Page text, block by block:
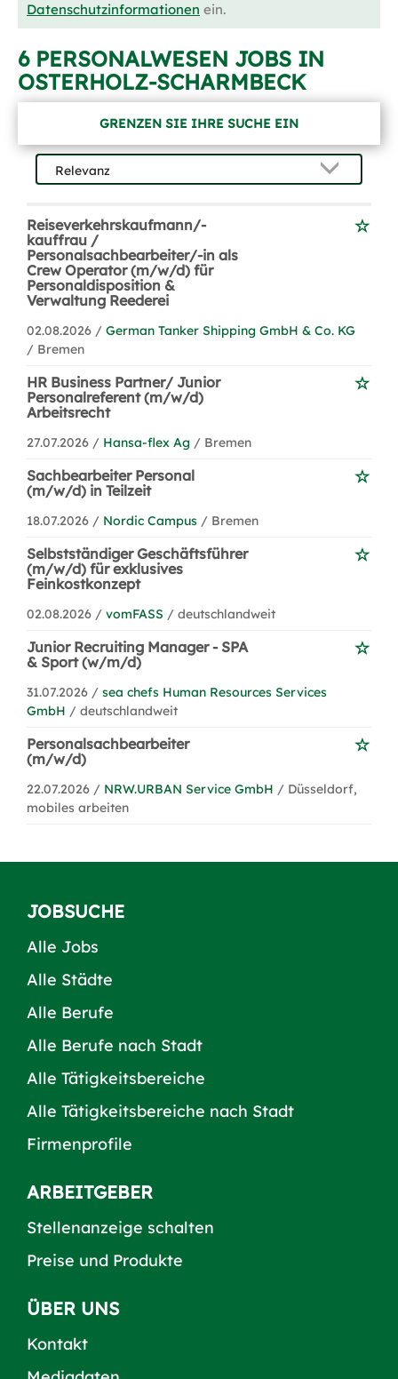
Datenschutzinformationen ein.
6 PERSONALWESEN JOBS IN
OSTERHOLZ-SCHARMBECK
GRENZEN SIE IHRE SUCHE EIN
Reiseverkehrskaufmann/-
kauffrau /
Personalsachbearbeiter/-in als
Crew Operator (m/w/d) für
Personaldisposition &
Verwaltung Reederei
02.08.2026 / German Tanker Shipping GmbH & Co. KG
/ Bremen
HR Business Partner/ Junior
Personalreferent (m/w/d)
Arbeitsrecht
27.07.2026 / Hansa-flex Ag / Bremen
Sachbearbeiter Personal
(m/w/d) in Teilzeit
18.07.2026 / Nordic Campus / Bremen
Selbstständiger Geschäftsführer
(m/w/d) für exklusives
Feinkostkonzept
02.08.2026 / vomFASS / deutschlandweit
Junior Recruiting Manager - SPA
& Sport (w/m/d)
31.07.2026 / sea chefs Human Resources Services
GmbH / deutschlandweit
Personalsachbearbeiter
(m/w/d)
22.07.2026 / NRW.URBAN Service GmbH / Düsseldorf,
mobiles arbeiten
JOBSUCHE
Alle Jobs
Alle Städte
Alle Berufe
Alle Berufe nach Stadt
Alle Tätigkeitsbereiche
Alle Tätigkeitsbereiche nach Stadt
Firmenprofile
ARBEITGEBER
Stellenanzeige schalten
Preise und Produkte
ÜBER UNS
Kontakt